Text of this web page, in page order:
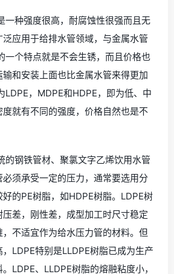
一种强度很高，耐腐蚀性很强而且无
应用于给排水管领域，与金属水管
一个特点就是不会生锈，而且价格也
和安装上面也比金属水管来得更加
LDPE，MDPE和HDPE，即为低、中
就有不同的强度，价格自然也是不
的钢铁管材、聚氯文字乙烯饮用水管
须承受一定的压力，通常要选用分
的PE树脂，如HDPE树脂。LDPE树
差，刚性差，成型加工时尺寸稳定
不适宜作为给水压力管的材料。但
LDPE特别是LLDPE树脂已成为生产
LDPE、LLDPE树脂的熔融粘度小，